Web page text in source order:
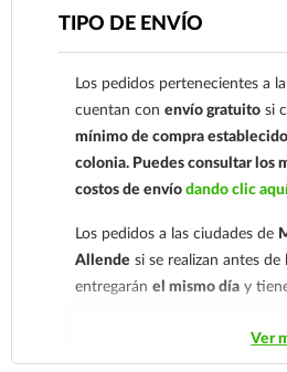
Para esta forma de pago el
comprobante de pago a al
nuestro
921 261 8491
TIPO DE ENVÍO
Los pedidos pertenecientes a
cuentan conenvío gratuito si
mínimo de compra establecido
colonia. Puedes consultar los
costos de envíodando clic
Los pedidos a las ciudades de
Allende si se realizan antes de
entregaránel mismo día y
Los pedidos de otras
.Sólo hacemos
Ver